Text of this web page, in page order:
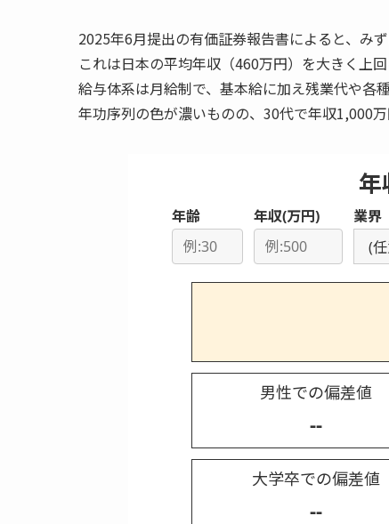
2025年6月提出の有価証券報告書によると、み
これは日本の平均年収（460万円）を大きく上
給与体系は月給制で、基本給に加え残業代や各
年功序列の色が濃いものの、30代で年収1,000万
年
年齢 年収(万円)
業界
男性での偏差値
--
大学卒での偏差値
--